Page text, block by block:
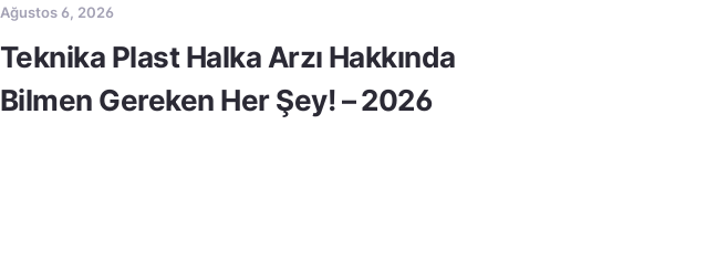
Ağustos 6, 2026
Teknika Plast Halka Arzı Hakkında
Bilmen Gereken Her Şey! – 2026